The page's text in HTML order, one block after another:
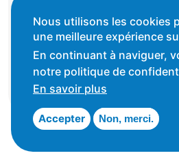
La HEP-VD met cet outil à
enseignantes et enseignants
favoriser l'échange de
Conditions générales
Nous utilisons les cookies
une meilleure expérience
En continuant à naviguer,
notre politique de
En savoir plus
Accepter Non, merci.